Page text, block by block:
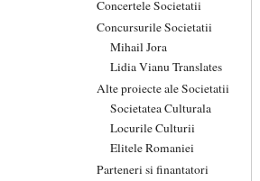
Concertele Societatii
Concursurile Societatii
Mihail Jora
Lidia Vianu Translates
Alte proiecte ale Societatii
Societatea Culturala
Locurile Culturii
Elitele Romaniei
Parteneri si finantatori